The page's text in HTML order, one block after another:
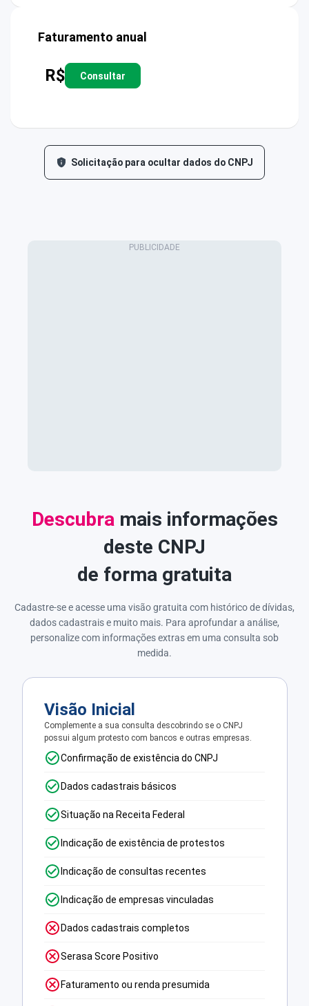
Faturamento anual
R$ Consultar
Solicitação para ocultar dados do CNPJ
Descubramais informações
deste CNPJ
de forma gratuita
Cadastre-se e acesse uma visão gratuita com histórico de dívidas,
dados cadastrais e muito mais. Para aprofundar a análise,
personalize com informações extras em uma consulta sob
medida.
Visão Inicial
Complemente a sua consulta descobrindo se o CNPJ
possui algum protesto com bancos e outras empresas.
Confirmação de existência do CNPJ
Dados cadastrais básicos
Situação na Receita Federal
Indicação de existência de protestos
Indicação de consultas recentes
Indicação de empresas vinculadas
Dados cadastrais completos
Serasa Score Positivo
Faturamento ou renda presumida